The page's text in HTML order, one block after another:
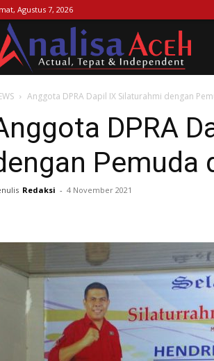
Agustus 7, 2026
Aceh
Anggota DPRA Dapil IX Silaturahmi dengan
DPRA
Pemuda
Redaksi - 4 November 2021